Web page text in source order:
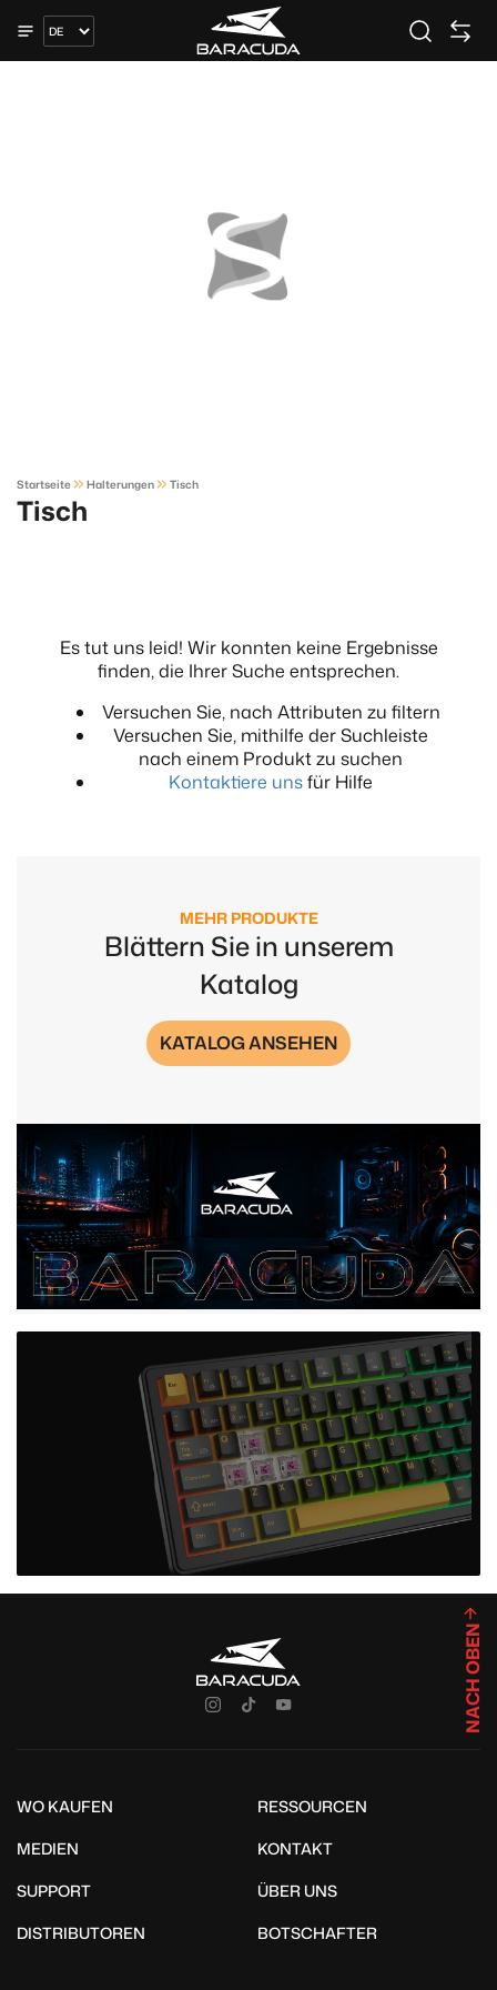
Startseite Halterungen Tisch
Tisch
Es tut uns leid! Wir konnten keine Ergebnisse
finden, die Ihrer Suche entsprechen.
Versuchen Sie, nach Attributen zu filtern
Versuchen Sie, mithilfe der Suchleiste
nach einem Produkt zu suchen
Kontaktiere unsfür Hilfe
MEHR PRODUKTE
Blättern Sie in unserem
Katalog
KATALOG ANSEHEN
WO KAUFEN
RESSOURCEN
MEDIEN
KONTAKT
SUPPORT
ÜBER UNS
DISTRIBUTOREN
BOTSCHAFTER
NACH OBEN